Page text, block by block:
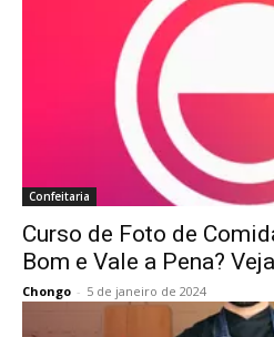
Confeitaria
Curso de Foto de
Bom e Vale a Pena?
Chongo - 5 de janeiro de 2024